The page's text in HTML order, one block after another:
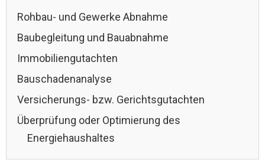
Rohbau- und Gewerke Abnahme
Baubegleitung und Bauabnahme
Immobiliengutachten
Bauschadenanalyse
Versicherungs- bzw. Gerichtsgutachten
Überprüfung oder Optimierung des
Energiehaushaltes